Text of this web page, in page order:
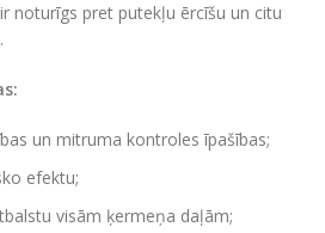
noturīgs pret putekļu ērcīšu un citu
un mitruma kontroles īpašības;
efektu;
visām ķermeņa daļām;